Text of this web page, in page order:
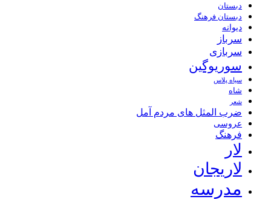
دبستان
دبستان فرهنگ
دیوانه
سرباز
سربازی
سوریوگین
سیاه پلاس
شاه
شعر
ضرب المثل های مردم آمل
عروسی
فرهنگ
لار
لاریجان
مدرسه